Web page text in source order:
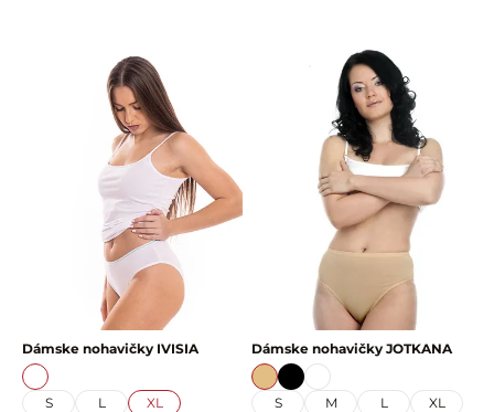
Dámske nohavičky IVISIA
S L XL
Dámske nohavičky JOTKANA
S M L
XL